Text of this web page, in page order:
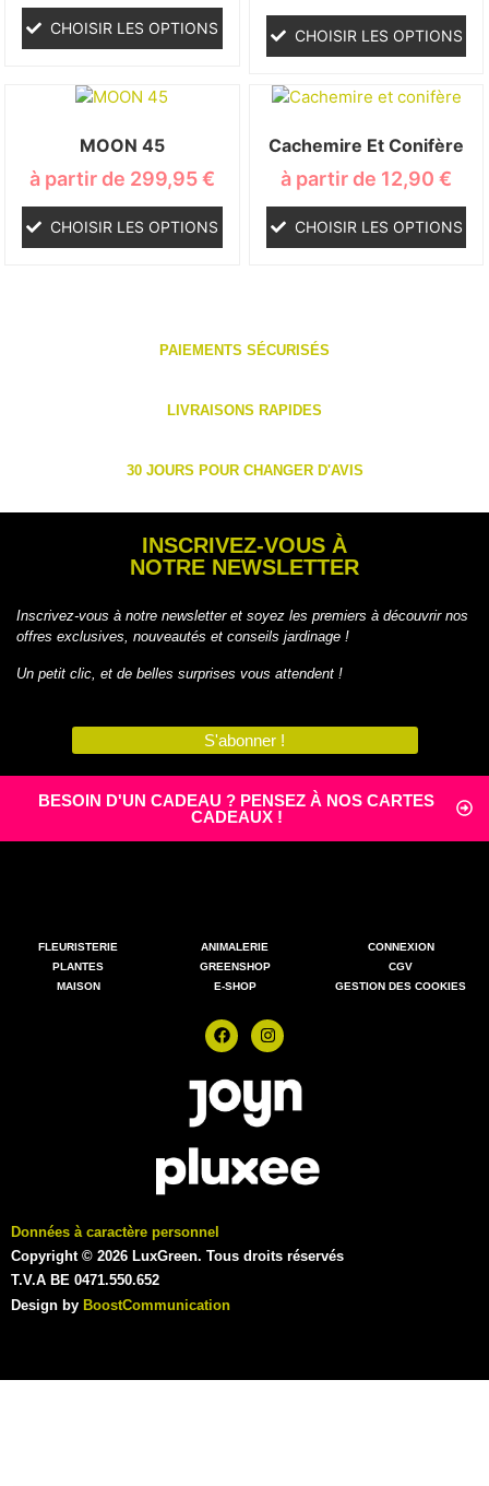
CHOISIR LES OPTIONS CHOISIR LES OPTIONS
MOON 45
à partir de 299,95€
CHOISIR LES OPTIONS
Cachemire Et Conifère
à partir de 12,90€
CHOISIR LES OPTIONS
PAIEMENTS SÉCURISÉS
LIVRAISONS RAPIDES
30 JOURS POUR CHANGER D'AVIS
INSCRIVEZ-VOUS À
NOTRE NEWSLETTER
Inscrivez-vous à notre newsletter et soyez les premiers à découvrir nos
offres exclusives, nouveautés et conseils jardinage !
Un petit clic, et de belles surprises vous attendent !
S'abonner !
BESOIN D'UN CADEAU ? PENSEZ À NOS CARTES
CADEAUX !
FLEURISTERIE
PLANTES
MAISON
ANIMALERIE
GREENSHOP
E-SHOP
CONNEXION
CGV
GESTION DES COOKIES
Données à caractère personnel
Copyright © 2026 LuxGreen. Tous droits réservés
T.V.A BE 0471.550.652
Design by BoostCommunication